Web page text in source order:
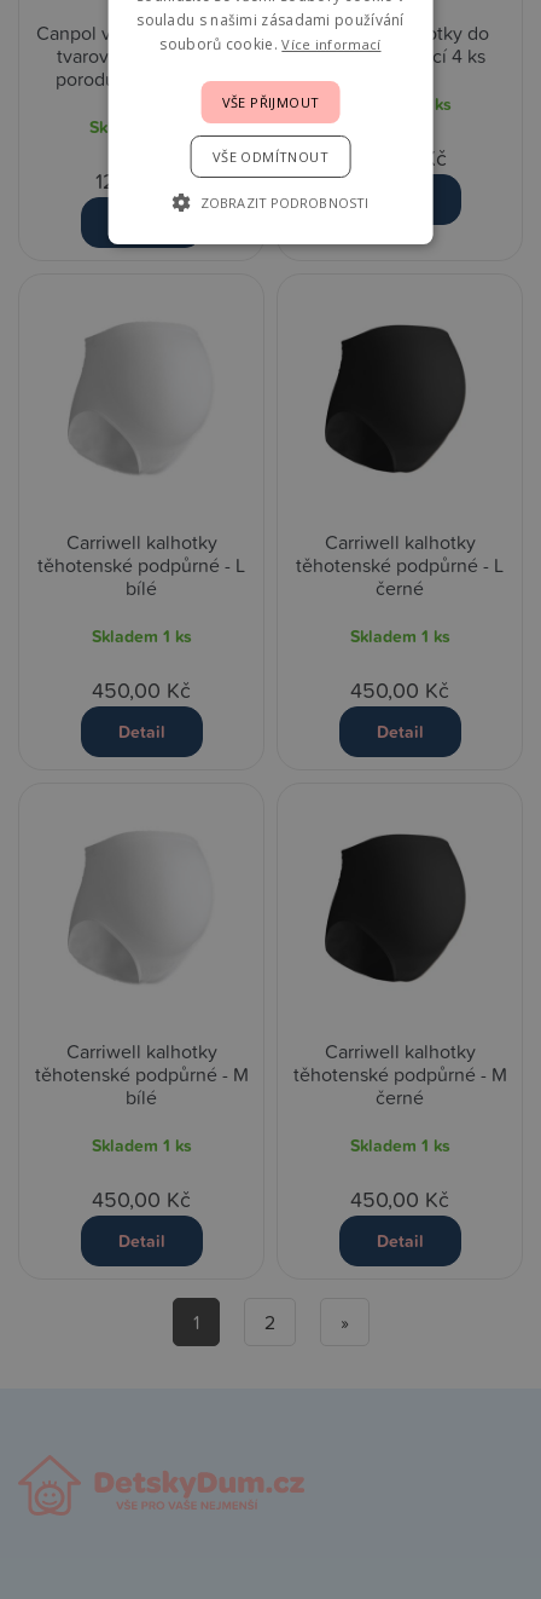
Canpol vysoce absorpční
tvarované vložky po
porodu - Noční 10 ks
Skladem
129,00 Kč
Carriwell kalhotky do
porodnice prací 4 ks
5 ks
210,00 Kč
Carriwell kalhotky
těhotenské podpůrné - L
bílé
Skladem 1 ks
450,00 Kč
Detail
Carriwell kalhotky
těhotenské podpůrné - L
černé
Skladem 1 ks
450,00 Kč
Detail
Carriwell kalhotky
těhotenské podpůrné - M
bílé
Skladem 1 ks
450,00 Kč
Detail
Carriwell kalhotky
těhotenské podpůrné - M
černé
Skladem 1 ks
450,00 Kč
Detail
1 2 »
souladu s našimi zásadami používání
souborů cookie.Více informací
VŠE PŘIJMOUT
VŠE ODMÍTNOUT
ZOBRAZIT PODROBNOSTI